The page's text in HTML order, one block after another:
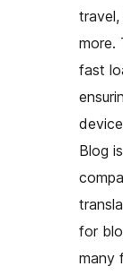
more.
fast
Blog
for
many